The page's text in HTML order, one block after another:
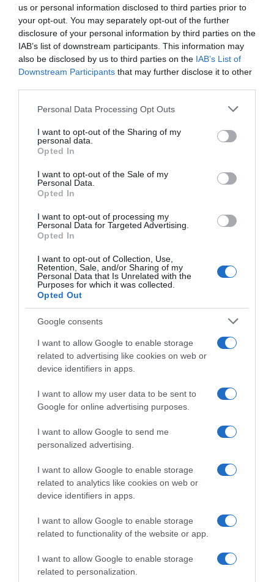
us or personal information disclosed to third parties prior to
your opt-out. You may separately opt-out of the further
disclosure of your personal information by third parties on the
IAB’s list of downstream participants. This information may
also be disclosed by us to third parties on the IAB’s List of
Downstream Participants that may further disclose it to other
Please note that this website/app uses one or more Google
not limited to your visit or usage behaviour. You may click to
grant or deny consent to Google and its third-party tags to
use your data for below specified purposes in below Google
consent section.
Personal Data Processing Opt Outs
I want to opt-out of the Sharing of my
personal data.
Opted In
I want to opt-out of the Sale of my
Personal Data.
Opted In
I want to opt-out of processing my
Personal Data for Targeted Advertising.
Opted In
I want to opt-out of Collection, Use,
Retention, Sale, and/or Sharing of my
Personal Data that Is Unrelated with the
Purposes for which it was collected.
Opted Out
Google consents
I want to allow Google to enable storage
related to advertising like cookies on web or
device identifiers in apps.
I want to allow my user data to be sent to
Google for online advertising purposes.
I want to allow Google to send me
personalized advertising.
I want to allow Google to enable storage
related to analytics like cookies on web or
device identifiers in apps.
I want to allow Google to enable storage
related to functionality of the website or app.
I want to allow Google to enable storage
related to personalization.
SEGUICI
Facebook Instagram Twitter
Youtube Google News
WhatsApp
ABBONAMENTI
Sfoglia, scarica e leggi l'edizione digitale del quotidiano(PDF) su PC,
tablet o smartphone.